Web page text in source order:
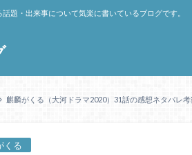
題・出来事について気楽に書いているブログです。
麒麟がくる（大河ドラマ2020）31話の感想ネタバレ
くる